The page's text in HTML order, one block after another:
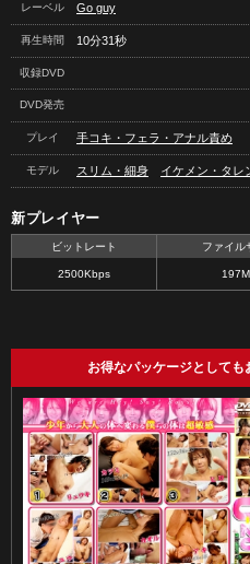
レーベル Go guy
再生時間 10分31秒
収録DVD
DVD発売
プレイ 手コキ・フェラ・アナル責め
モデル スリム・細身 イケメン・タレ
新プレイヤー
ビットレート ファイル
2500Kbps
お得なパッケージとしても